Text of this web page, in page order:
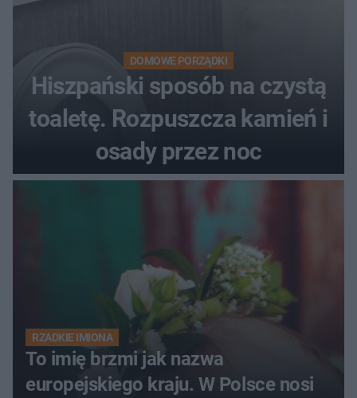
DOMOWE PORZĄDKI
Hiszpański sposób na czystą
toaletę. Rozpuszcza kamień i
osady przez noc
RZADKIE IMIONA
To imię brzmi jak nazwa
europejskiego kraju. W Polsce nosi